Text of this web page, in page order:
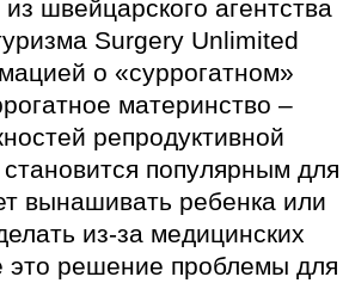
швейцарского агентства
Surgery Unlimited
о «суррогатном»
материнство –
репродуктивной
популярным для
вынашивать ребенка или
из-за медицинских
это решение проблемы для